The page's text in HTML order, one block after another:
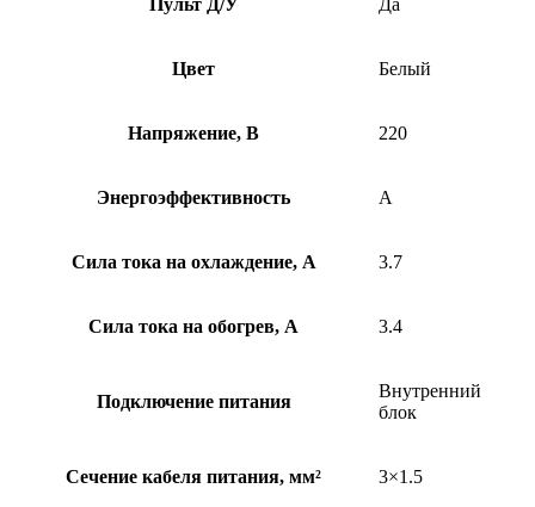
Пульт Д/У Да
Цвет Белый
Напряжение, В 220
Энергоэффективность A
Сила тока на охлаждение, А 3.7
Сила тока на обогрев, А 3.4
Подключение питания
Внутренний
блок
Сечение кабеля питания, мм² 3×1.5